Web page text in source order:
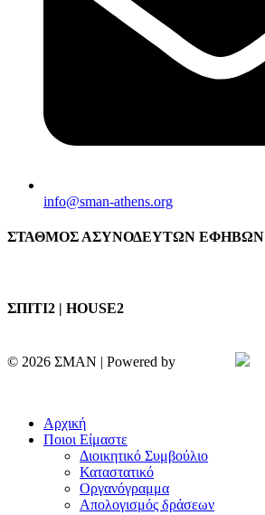
info@sman-athens.org
ΣΤΑΘΜΟΣ ΑΣΥΝΟΔΕΥΤΩΝ ΕΦΗΒΩΝ
ΣΠΙΤΙ2 | HOUSE2
© 2026 ΣΜΑΝ | Powered by
Αρχική
Ποιοι Είμαστε
Διοικητικό Συμβούλιο
Καταστατικό
Οργανόγραμμα
Απολογισμός δράσεων